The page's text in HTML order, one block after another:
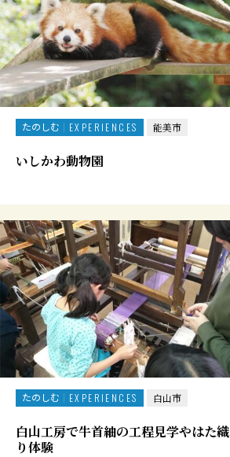
たのしむ EXPERIENCES 能美市
いしかわ動物園
たのしむ EXPERIENCES 白山市
白山工房で牛首紬の工程見学やはた織
り体験